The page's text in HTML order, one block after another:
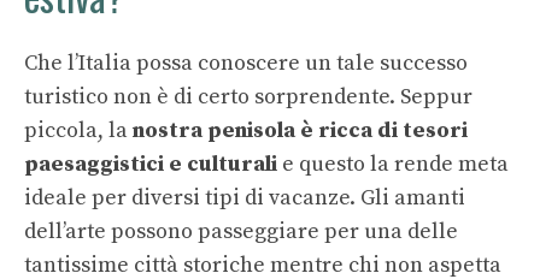
Che l’Italia possa conoscere un tale successo
turistico non è di certo sorprendente. Seppur
piccola, lanostra penisola è ricca di tesori
paesaggistici e culturali e questo la rende meta
ideale per diversi tipi di vacanze. Gli amanti
dell’arte possono passeggiare per una delle
tantissime città storiche mentre chi non aspetta